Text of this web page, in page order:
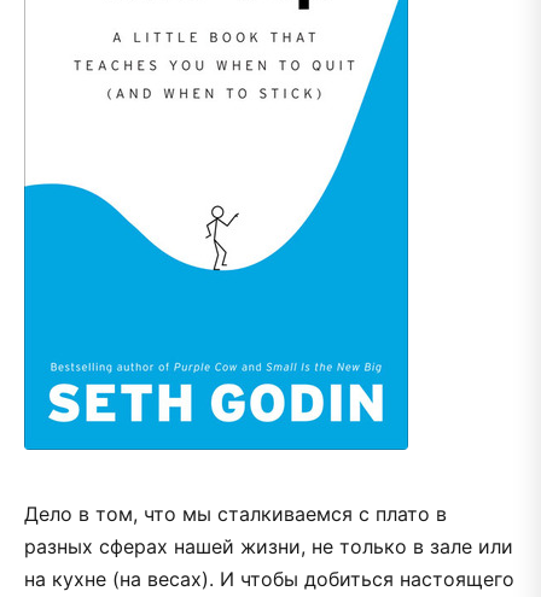
Дело в том, что мы сталкиваемся с плато в
разных сферах нашей жизни, не только в зале или
на кухне (на весах). И чтобы добиться настоящего